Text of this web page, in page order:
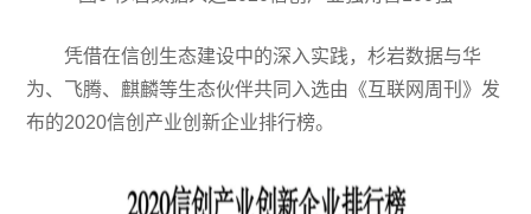
凭借在信创生态建设中的深入实践，杉岩数据与华
为、飞腾、麒麟等生态伙伴共同入选由《互联网周刊》发
布的2020信创产业创新企业排行榜。